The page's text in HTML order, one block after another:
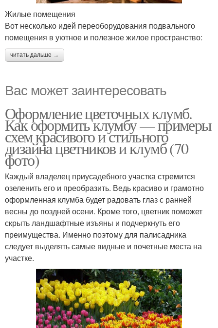
Жилые помещения
Вот несколько идей переоборудования подвального
помещения в уютное и полезное жилое пространство:
читать дальше →
Вас может заинтересовать
Оформление цветочных клумб.
Как оформить клумбу — примеры
схем красивого и стильного
дизайна цветников и клумб (70
фото)
Каждый владелец приусадебного участка стремится
озеленить его и преобразить. Ведь красиво и грамотно
оформленная клумба будет радовать глаз с ранней
весны до поздней осени. Кроме того, цветник поможет
скрыть ландшафтные изъяны и подчеркнуть его
преимущества. Именно поэтому для палисадника
следует выделять самые видные и почетные места на
участке.